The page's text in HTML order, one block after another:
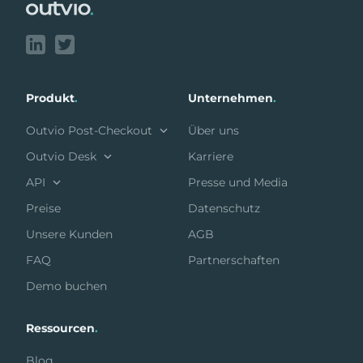
Produkt.
Outvio Post-Checkout
Outvio Desk
API
Preise
Unsere Kunden
FAQ
Demo buchen
Unternehmen.
Über uns
Karriere
Presse und Media
Datenschutz
AGB
Partnerschaften
Ressourcen.